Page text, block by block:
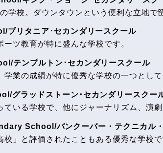
学校。ダウンタウンという便利な立地で
リタニア･セカンダリースクール
ツ教育が特に盛んな学校です。
テンプルトン･セカンダリースクール
業の成績が特に優秀な学校の一つとして
ラッドストーン･セカンダリースクー
いる学校で、他にジャーナリズム、演
School/バンクーバー・テクニカル
」と評価されたこともある優秀な学校で